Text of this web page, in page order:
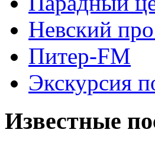
Невский
Питер-FM
Экскурсия
Известные